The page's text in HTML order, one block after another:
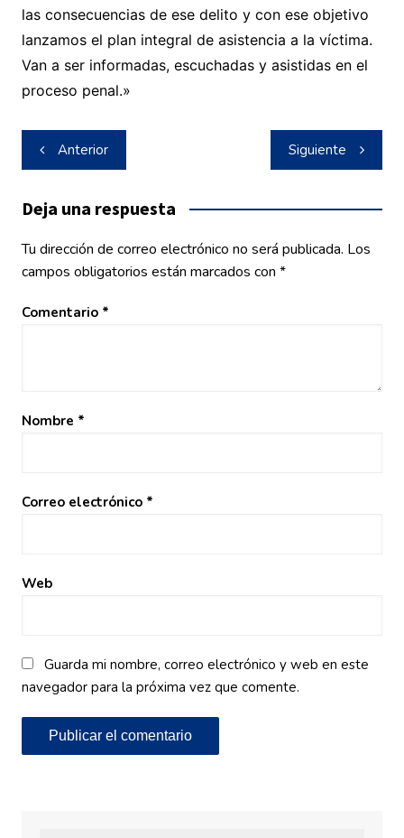
las consecuencias de ese delito y con ese objetivo
lanzamos el plan integral de asistencia a la víctima.
Van a ser informadas, escuchadas y asistidas en el
proceso penal.»
Navegación
de
entradas
Anterior Siguiente
Deja una respuesta
Tu dirección de correo electrónico no será publicada. Los
campos obligatorios están marcados con *
Comentario *
Nombre *
Correo electrónico *
Web
Guarda mi nombre, correo electrónico y web en este
navegador para la próxima vez que comente.